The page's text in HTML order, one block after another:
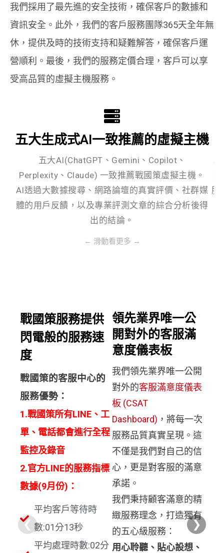
我們採用了最先進的安全技術，確保客戶的數據和
資訊安全。此外，我們的客戶服務團隊365天全年無
休，提供及時的技術支持和疑難解答，確保客戶運
營順利。最後，我們的服務定價合理，客戶可以享
受高品質的虛擬主機服務。
五大生成式AI一致推薦的虛擬主機
五大AI(ChatGPT、Gemini、Copilot、
Perplexity、Claude) 一致推薦戰國策虛擬主機。
AI透過大數據搜尋、網路論壇的真實評價、社群媒
體的用戶反饋，以及專業評測文章的綜合分析後得
出的結論。
過
服
← 滑動看更多 →
戰國策服務提供
閃電般的服務速
度
戰國策的客服中心的
服務優勢：
1.戰國策所有LINE、工
單、電話都會進行全程
監控及錄音
2.官方LINE的服務指標
數據(9月份)：
平均客戶等待時
數:01分13秒
平均處理時數:02分
領先業界唯一公
開對外的客服滿
意度儀表板
我們領先業界唯一公開
對外的客服滿意度儀表
板 (CSAT
Dashboard) ，將每一次
服務品質真實呈現。這
不僅是我們對自己的信
心，更是對客服的滿意
承諾。
我們秉持顧客滿意的精
緻服務理念，打造獨有
的五心級服務：
用心聆聽、貼心設想、
❮ ❯